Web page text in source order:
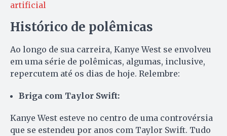
artificial
Histórico de polêmicas
Ao longo de sua carreira, Kanye West se envolveu
em uma série de polêmicas, algumas, inclusive,
repercutem até os dias de hoje. Relembre:
Briga com Taylor Swift:
Kanye West esteve no centro de uma controvérsia
que se estendeu por anos com Taylor Swift. Tudo